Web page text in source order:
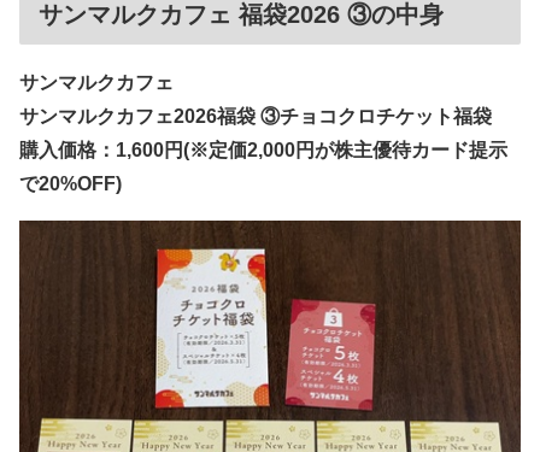
サンマルクカフェ 福袋2026 ③の中身
サンマルクカフェ
サンマルクカフェ2026福袋 ③チョコクロチケット福袋
購入価格：1,600円(※定価2,000円が株主優待カード提示
で20%OFF)